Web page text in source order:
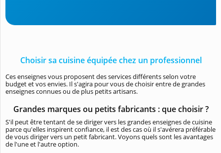
Choisir sa cuisine équipée chez un professionnel
Ces enseignes vous proposent des services différents selon votre
budget et vos envies. Il s'agira pour vous de choisir entre de grandes
enseignes connues ou de plus petits artisans.
Grandes marques ou petits fabricants : que choisir ?
S'il peut être tentant de se diriger vers les grandes enseignes de cuisine
parce qu'elles inspirent confiance, il est des cas où il s'avérera préférable
de vous diriger vers un petit fabricant. Voyons quels sont les avantages
de l'une et l'autre option.